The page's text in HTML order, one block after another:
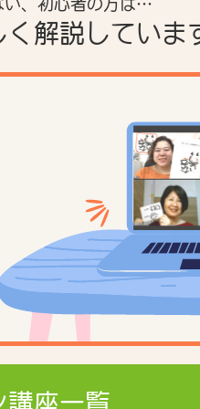
、初心者の方は…
解説していま
講座一覧